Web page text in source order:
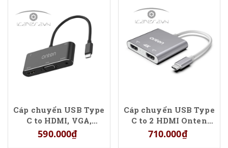
Cáp chuyển USB Type
C to HDMI, VGA,
3.5mm, USB 3.0 Onten
9573S hỗ trợ sạc USB
590.000₫
Cáp chuyển USB Type
C to 2 HDMI Onten
9175b hỗ trợ 4K
710.000₫